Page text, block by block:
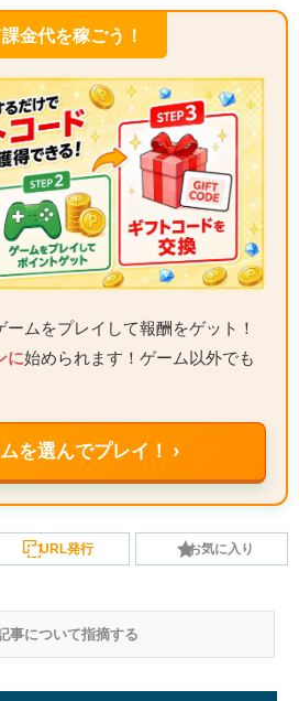
金代を稼ごう！
ムをプレイして報酬をゲット！
に始められます！ゲーム以外でも
を選んでプレイ！ ›
URL発行 お気に入り
事について指摘する